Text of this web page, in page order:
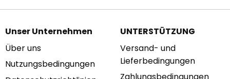
Unser Unternehmen
Über uns
Nutzungsbedingungen
UNTERSTÜTZUNG
Versand- und
Lieferbedingungen